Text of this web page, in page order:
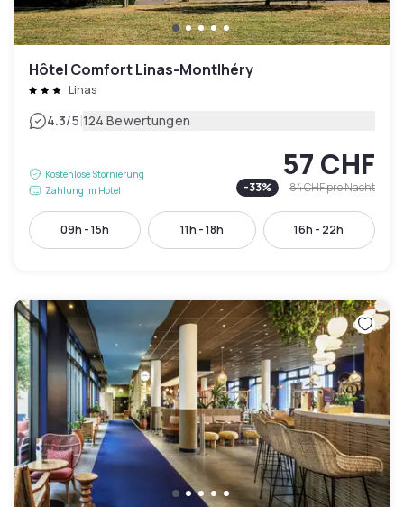
Hôtel Comfort Linas-Montlhéry
Linas
4.3/5|124 Bewertungen
Kostenlose Stornierung
Zahlung im Hotel
57 CHF
-33% 84 CHFpro Nacht
09h - 15h 11h - 18h 16h - 22h